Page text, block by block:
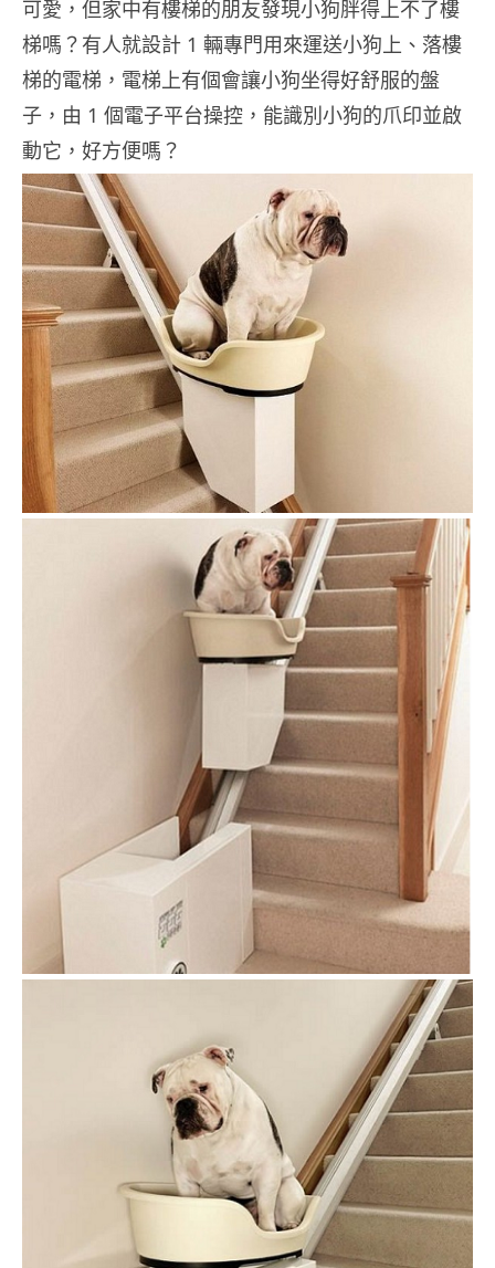
可愛，但家中有樓梯的朋友發現小狗胖得上不了樓
梯嗎？有人就設計 1 輛專門用來運送小狗上、落樓
梯的電梯，電梯上有個會讓小狗坐得好舒服的盤
子，由 1 個電子平台操控，能識別小狗的爪印並啟
動它，好方便嗎？